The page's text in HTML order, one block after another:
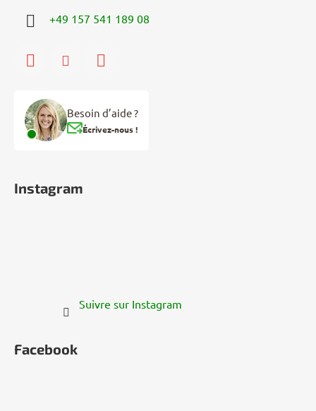
+49 157 541 189 08
Besoin d’aide ?
Écrivez-nous !
Instagram
Suivre sur Instagram
Facebook